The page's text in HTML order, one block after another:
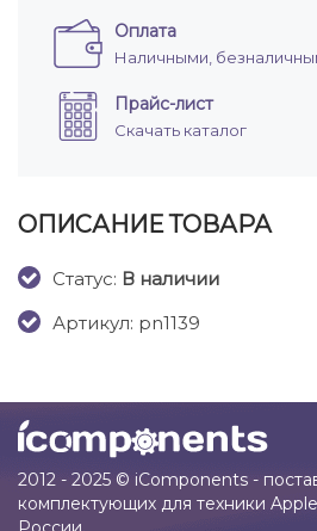
Оплата
Наличными,
Прайс-лист
Скачать каталог
ОПИСАНИЕ ТОВАРА
Cтатус: В наличии
Артикул: pn1139
2012 - 2025 © iComponents -
комплектующих для техники